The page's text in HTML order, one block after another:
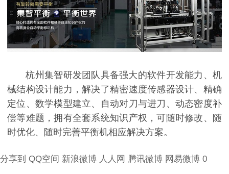
杭州集智研发团队具备强大的软件开发能力、机
械结构设计能力，解决了精密速度传感器设计、精确
定位、数学模型建立、自动对刀与进刀、动态密度补
偿等难题，拥有全套系统知识产权，可随时修改、随
时优化、随时完善平衡机相应解决方案。
分享到 QQ空间 新浪微博 人人网 腾讯微博 网易微博 0